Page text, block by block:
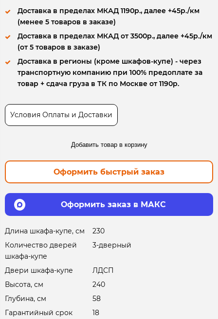
Доставка в пределах МКАД 1190р., далее +45р./км
(менее 5 товаров в заказе)
Доставка в пределах МКАД от 3500р., далее +45р./км
(от 5 товаров в заказе)
Доставка в регионы (кроме шкафов-купе) - через
транспортную компанию при 100% предоплате за
товар + сдача груза в ТК по Москве от 1190р.
Условия Оплаты и Доставки
Добавить товар в корзину
Оформить быстрый заказ
Оформить заказ в МАКС
Длина шкафа-купе, см
230
Количество дверей
шкафа-купе
3-дверный
Двери шкафа-купе
ЛДСП
Высота, см
240
Глубина, см
58
Гарантийный срок
18